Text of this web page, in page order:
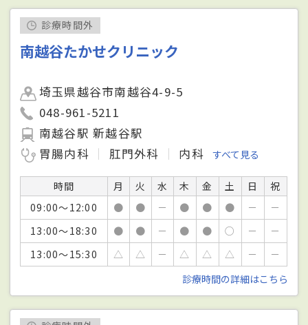
診療時間外
南越谷たかせクリニック
埼玉県越谷市南越谷4-9-5
048-961-5211
南越谷駅 新越谷駅
胃腸内科
肛門外科 内科 すべて見る
時間 月 火 水 木 金 土 日
祝
09:00～12:00
● ● － ● ● ● －
－
13:00～18:30
● ● － ● ● ○ －
－
13:00～15:30
△ △ － △ △ △ －
－
診療時間の詳細はこちら